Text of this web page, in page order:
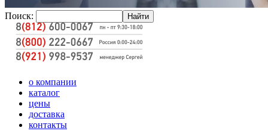
Поиск:
о компании
каталог
цены
доставка
контакты